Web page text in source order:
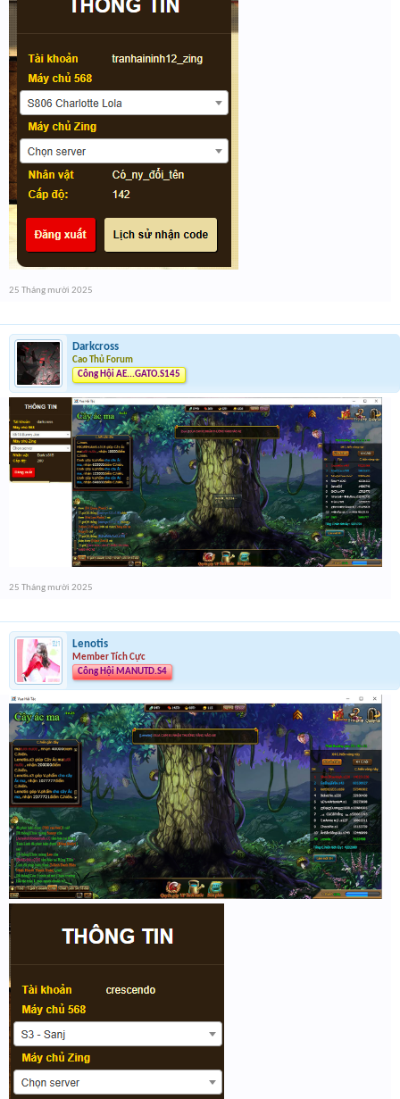
25 Tháng mười 2025
Darkcross
Cao Thủ Forum
Công Hội AE...GATO.S145
25 Tháng mười 2025
Lenotis
Member Tích Cực
Công Hội MANUTD.S4